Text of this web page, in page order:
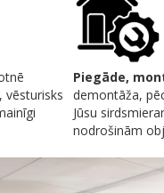
vēsturisks
Piegāde,
demontāža,
Jūsu
nodrošinām